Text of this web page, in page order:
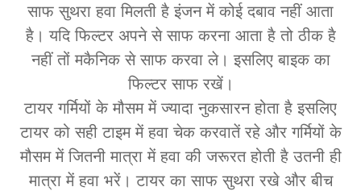
साफ सुथरा हवा मिलती है इंजन में कोई दबाव नहीं आता
है। यदि फिल्टर अपने से साफ करना आता है तो ठीक है
नहीं तों मकैनिक से साफ करवा ले। इसलिए बाइक का
फिल्टर साफ रखें।
टायर गर्मियों के मौसम में ज्यादा नुकसारन होता है इसलिए
टायर को सही टाइम में हवा चेक करवातें रहे और गर्मियों के
मौसम में जितनी मात्रा में हवा की जरूरत होती है उतनी ही
मात्रा में हवा भरें। टायर का साफ सुथरा रखे और बीच